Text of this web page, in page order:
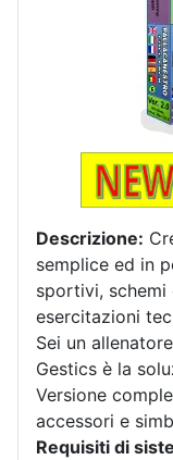
Descrizione:
semplice ed in
sportivi, schemi
esercitazioni
Sei un
Gestics è la
Versione
accessori e
Requisiti di